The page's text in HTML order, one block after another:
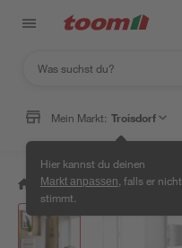
Mein Markt: Troisdorf
Hier kannst du deinen
Markt anpassen , falls er nicht
stimmt.
/ Bad & Sanitär / Duschen